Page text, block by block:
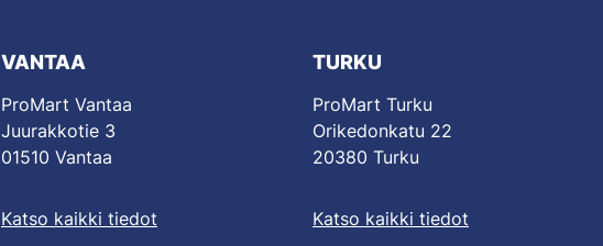
VANTAA
ProMart Vantaa
Juurakkotie 3
01510 Vantaa
Katso kaikki tiedot
TURKU
ProMart Turku
Orikedonkatu 22
20380 Turku
Katso kaikki tiedot